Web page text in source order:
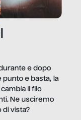
e dopo
punto e basta, la
il filo
Ne usciremo
vista?